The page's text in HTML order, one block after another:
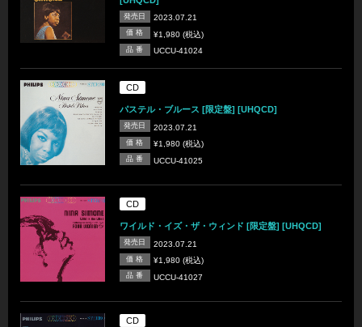
発売日 2023.07.21
価 格 ¥1,980 (税込)
品 番 UCCU-41024
CD
パステル・ブルース [限定盤] [UHQCD]
発売日 2023.07.21
価 格 ¥1,980 (税込)
品 番 UCCU-41025
CD
ワイルド・イズ・ザ・ウィンド [限定盤] [UHQCD]
発売日 2023.07.21
価 格 ¥1,980 (税込)
品 番 UCCU-41027
CD